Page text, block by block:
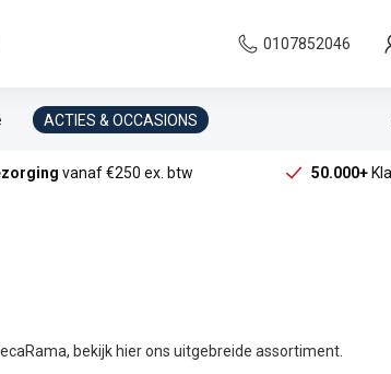
0107852046
ACTIES & OCCASIONS
vanaf €250 ex. btw 50.000+
bekijk hier ons uitgebreide assortiment.